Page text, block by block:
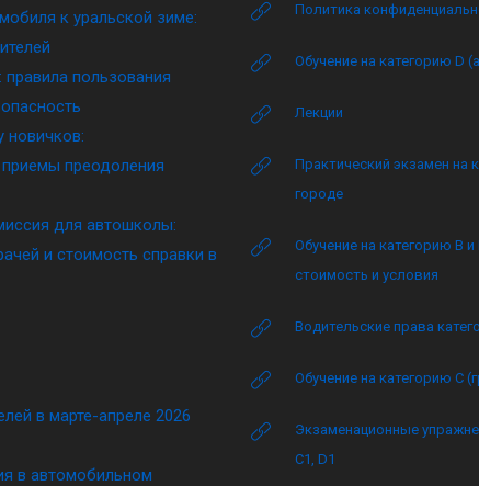
к уральской зиме:
пользования
новичков:
приемы преодоления
для автошколы:
и стоимость справки в
в марте-апреле 2026
в автомобильном
Политика
Обучение на категорию D
Лекции
Практический экзамен на
городе
Обучение на категорию B
стоимость и условия
Водительские права
Обучение на категорию C
Экзаменационные
C1, D1